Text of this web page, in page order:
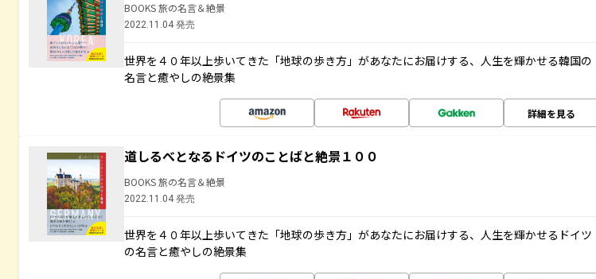
BOOKS 旅の名言＆絶景
2022.11.04 発売
世界を４０年以上歩いてきた「地球の歩き方」があなたにお届けする、人生を輝かせる韓国の
名言と癒やしの絶景集
詳細を見る
道しるべとなるドイツのことばと絶景１００
BOOKS 旅の名言＆絶景
2022.11.04 発売
世界を４０年以上歩いてきた「地球の歩き方」があなたにお届けする、人生を輝かせるドイツ
の名言と癒やしの絶景集